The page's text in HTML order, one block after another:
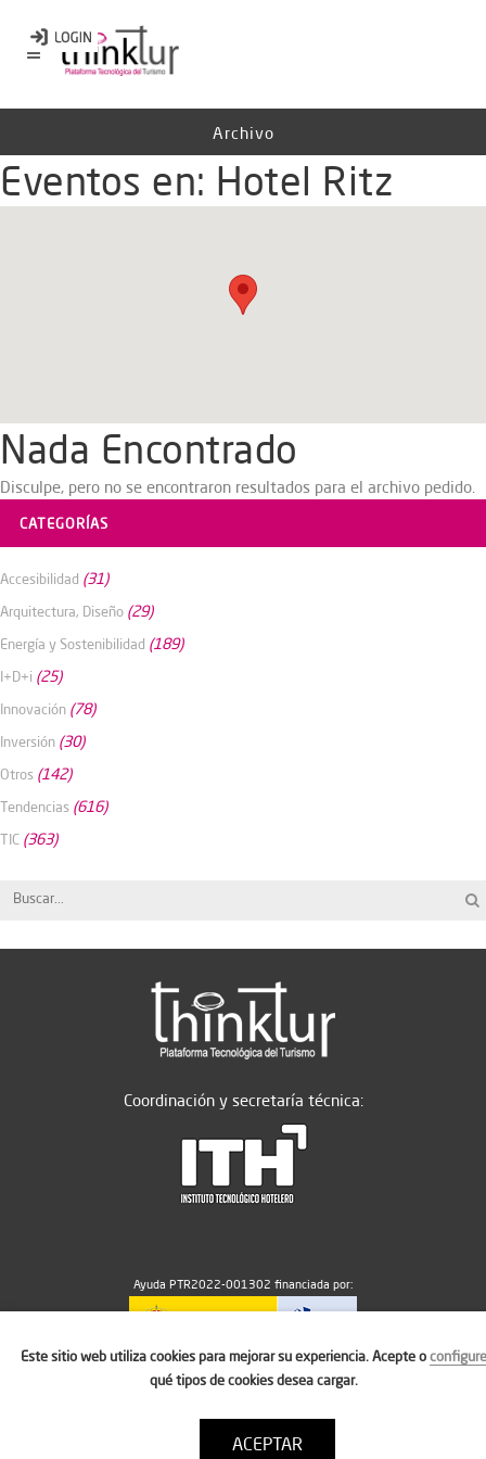
Archivo
Eventos en: Hotel Ritz
Nada Encontrado
Disculpe, pero no se encontraron resultados para el archivo pedido.
CATEGORÍAS
Accesibilidad (31)
Arquitectura, Diseño (29)
Energía y Sostenibilidad (189)
I+D+i (25)
Innovación (78)
Inversión (30)
Otros (142)
Tendencias (616)
TIC (363)
Coordinación y secretaría técnica:
Ayuda PTR2022-001302 financiada por:
MICIU/AEI/10.13039/501100011033
Política de cookies Condiciones de uso
Este sitio web utiliza cookies para mejorar su experiencia. Acepte oconfigure
qué tipos de cookies desea cargar.
ACEPTAR